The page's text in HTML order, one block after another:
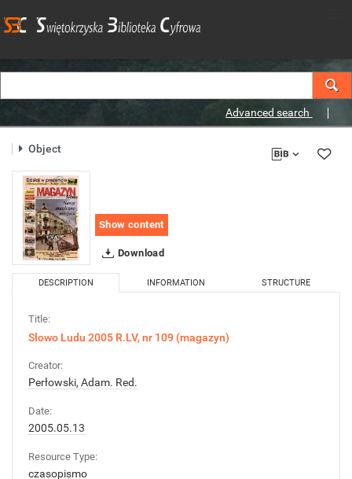
Advanced search
Object
Show content
Download
DESCRIPTION INFORMATION STRUCTURE
Title:
Słowo Ludu 2005 R.LV, nr 109 (magazyn)
Creator:
Perłowski, Adam. Red.
Date:
2005.05.13
Resource Type:
czasopismo